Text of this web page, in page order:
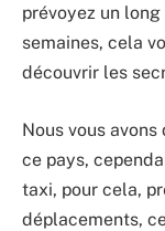
prévoyez un
semaines, cela
découvrir les
Nous vous
ce pays,
taxi, pour cela,
déplacements,